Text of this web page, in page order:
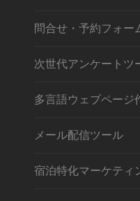
問合せ・予約フォー
次世代アンケートツ
多言語ウェブページ
メール配信ツール
宿泊特化マーケティ